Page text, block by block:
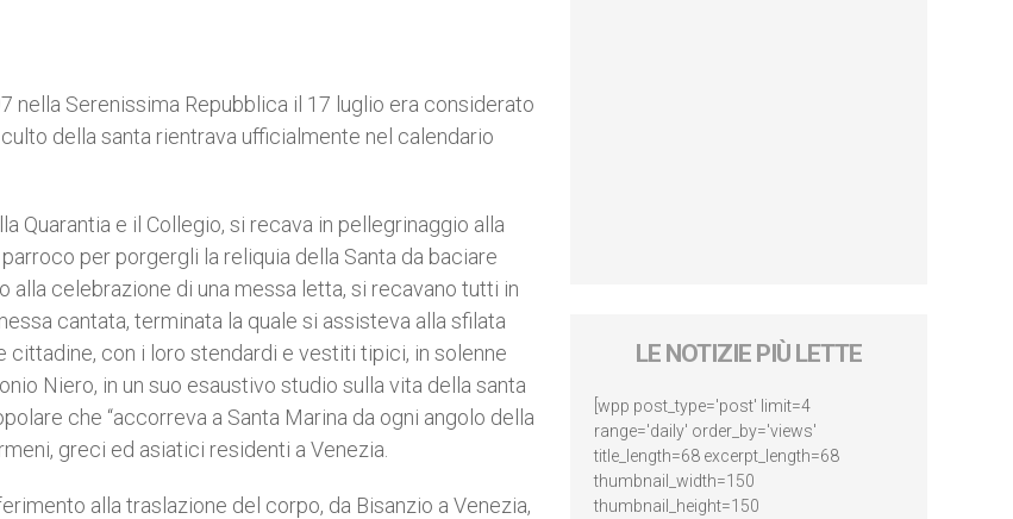
nella Serenissima Repubblica il 17 luglio era considerato
della santa rientrava ufficialmente nel calendario
Quarantia e il Collegio, si recava in pellegrinaggio alla
per porgergli la reliquia della Santa da baciare
celebrazione di una messa letta, si recavano tutti in
cantata, terminata la quale si assisteva alla sfilata
con i loro stendardi e vestiti tipici, in solenne
Niero, in un suo esaustivo studio sulla vita della santa
che “accorreva a Santa Marina da ogni angolo della
greci ed asiatici residenti a Venezia.
alla traslazione del corpo, da Bisanzio a Venezia,
LE NOTIZIE PIÙ LETTE
[wpp post_type='post' limit=4
range='daily' order_by='views'
title_length=68 excerpt_length=68
thumbnail_width=150
thumbnail_height=150